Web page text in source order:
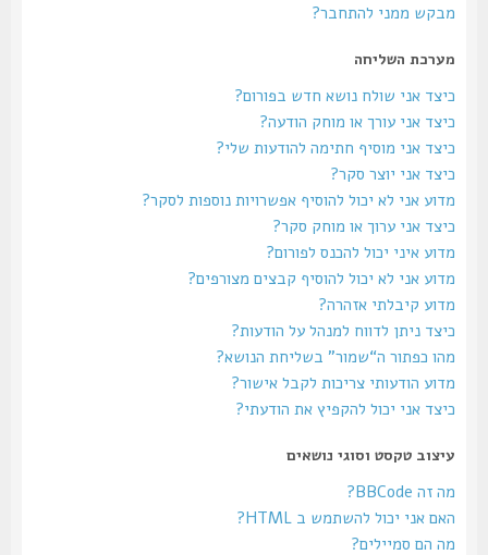
מבקש ממני להתחבר?
מערכת השליחה
כיצד אני שולח נושא חדש בפורום?
כיצד אני עורך או מוחק הודעה?
כיצד אני מוסיף חתימה להודעות שלי?
כיצד אני יוצר סקר?
מדוע אני לא יכול להוסיף אפשרויות נוספות לסקר?
כיצד אני ערוך או מוחק סקר?
מדוע איני יכול להכנס לפורום?
מדוע אני לא יכול להוסיף קבצים מצורפים?
מדוע קיבלתי אזהרה?
כיצד ניתן לדווח למנהל על הודעות?
מהו כפתור ה“שמור” בשליחת הנושא?
מדוע הודעותי צריכות לקבל אישור?
כיצד אני יכול להקפיץ את הודעתי?
עיצוב טקסט וסוגי נושאים
מה זה BBCode?
האם אני יכול להשתמש ב HTML?
מה הם סמיילים?